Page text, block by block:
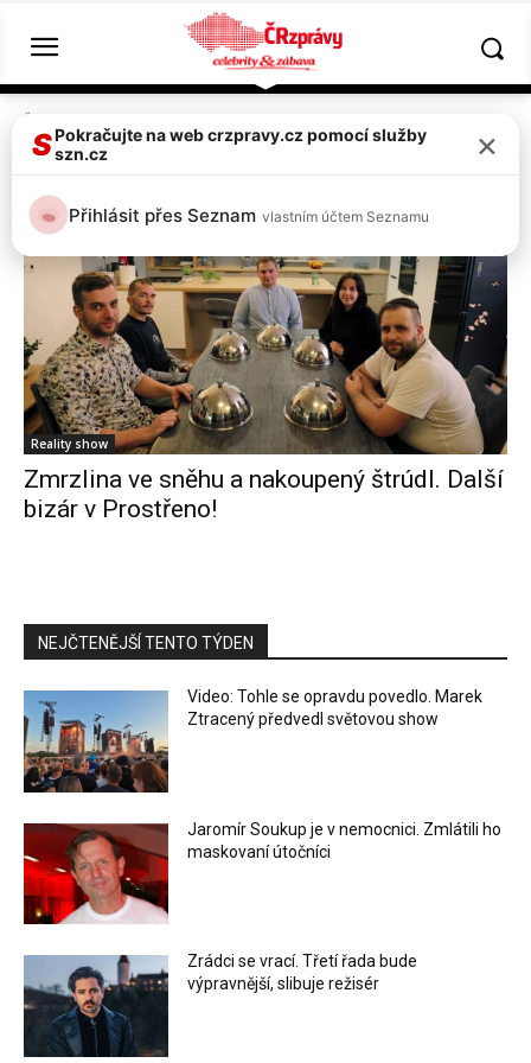
Štítky
Tag:prostřeno
Reality show
Zmrzlina ve sněhu a nakoupený štrúdl. Další
bizár v Prostřeno!
NEJČTENĚJŠÍ TENTO TÝDEN
Video: Tohle se opravdu povedlo. Marek
Ztracený předvedl světovou show
Jaromír Soukup je v nemocnici. Zmlátili ho
maskovaní útočníci
Zrádci se vrací. Třetí řada bude
výpravnější, slibuje režisér
SPokračujte na web crzpravy.cz pomocí služby
szn.cz
×
Přihlásit přes Seznam vlastním účtem Seznamu